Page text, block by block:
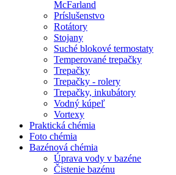
McFarland
Príslušenstvo
Rotátory
Stojany
Suché blokové termostaty
Temperované trepačky
Trepačky
Trepačky - rolery
Trepačky, inkubátory
Vodný kúpeľ
Vortexy
Praktická chémia
Foto chémia
Bazénová chémia
Úprava vody v bazéne
Čistenie bazénu